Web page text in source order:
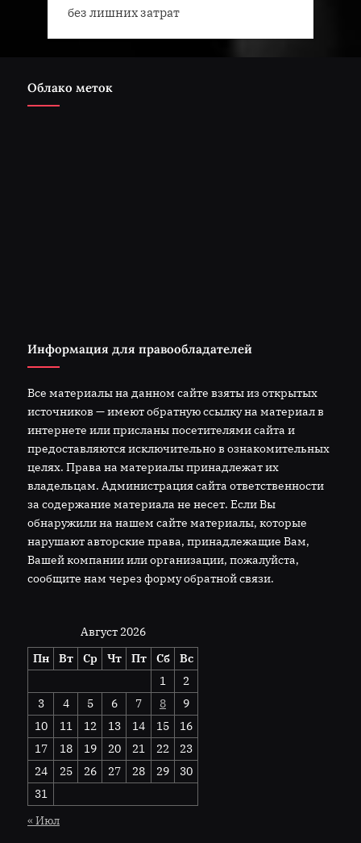
без лишних затрат
Облако меток
Информация для правообладателей
Все материалы на данном сайте взяты из открытых
источников — имеют обратную ссылку на материал в
интернете или присланы посетителями сайта и
предоставляются исключительно в ознакомительных
целях. Права на материалы принадлежат их
владельцам. Администрация сайта ответственности
за содержание материала не несет. Если Вы
обнаружили на нашем сайте материалы, которые
нарушают авторские права, принадлежащие Вам,
Вашей компании или организации, пожалуйста,
сообщите нам через форму обратной связи.
Август 2026
Пн
Вт Ср Чт Пт Сб
Вс
1
2
3
4 5 6 7 8
9
10
11 12 13 14 15
16
17
18 19 20 21 22
23
24
25 26 27 28 29
30
31
« Июл